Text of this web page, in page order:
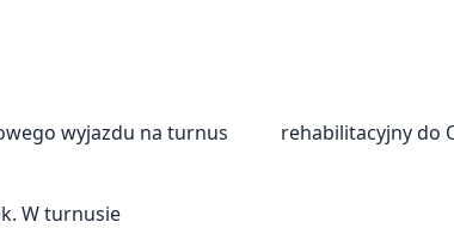
wyjazdu na turnus rehabilitacyjny do
W turnusie